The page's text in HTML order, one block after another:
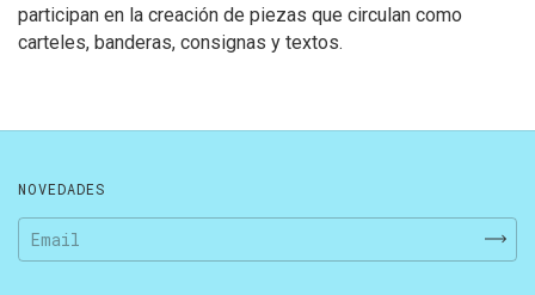
participan en la creación de piezas que circulan como
carteles, banderas, consignas y textos.
NOVEDADES